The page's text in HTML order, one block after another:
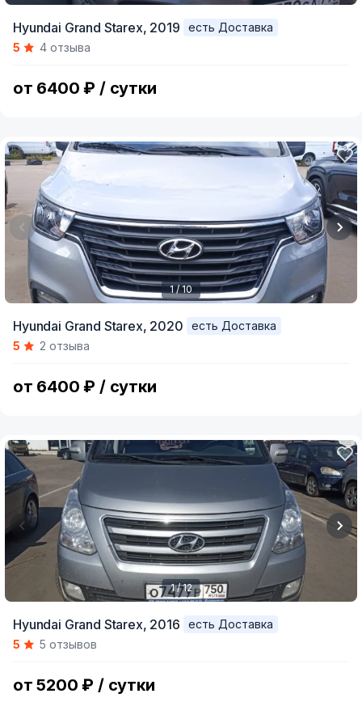
of
Hyundai Grand Starex, 2019
есть Доставка
5
4 отзыва
от 6400 ₽ / сутки
of
1 / 10
Hyundai Grand Starex, 2020
есть Доставка
5
2 отзыва
от 6400 ₽ / сутки
of
1 / 12
Hyundai Grand Starex, 2016
есть Доставка
5
5 отзывов
от 5200 ₽ / сутки